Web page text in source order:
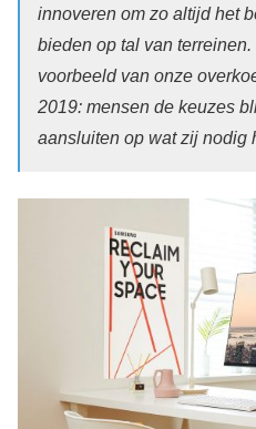
innoveren om zo altijd het
bieden op tal van
voorbeeld van onze
2019: mensen de keuzes
aansluiten op wat zij nodig